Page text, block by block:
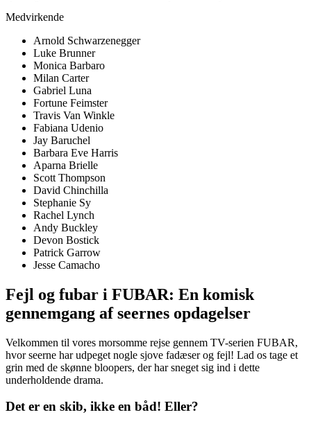
Medvirkende
Arnold Schwarzenegger
Luke Brunner
Monica Barbaro
Milan Carter
Gabriel Luna
Fortune Feimster
Travis Van Winkle
Fabiana Udenio
Jay Baruchel
Barbara Eve Harris
Aparna Brielle
Scott Thompson
David Chinchilla
Stephanie Sy
Rachel Lynch
Andy Buckley
Devon Bostick
Patrick Garrow
Jesse Camacho
Fejl og fubar i FUBAR: En komisk
gennemgang af seernes opdagelser
Velkommen til vores morsomme rejse gennem TV-serien FUBAR,
hvor seerne har udpeget nogle sjove fadæser og fejl! Lad os tage et
grin med de skønne bloopers, der har sneget sig ind i dette
underholdende drama.
Det er en skib, ikke en båd! Eller?